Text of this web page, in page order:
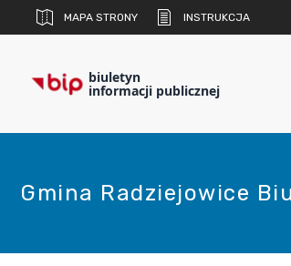
MAPA STRONY INSTRUKCJA
biuletyn
informacji publicznej
Gmina Radziejowice